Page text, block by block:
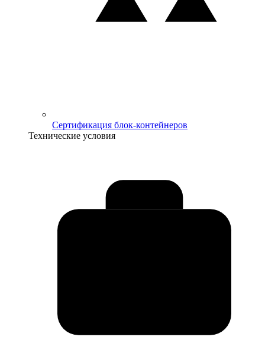
Сертификация блок-контейнеров
Технические условия